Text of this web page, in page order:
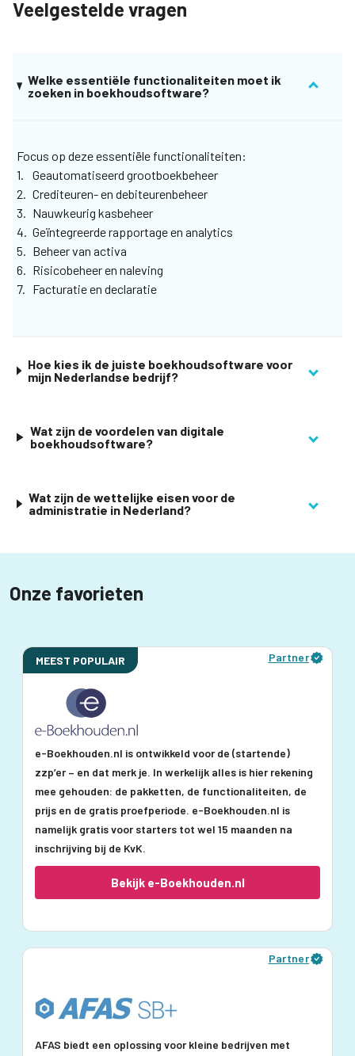
Veelgestelde vragen
Welke essentiële functionaliteiten moet ik
zoeken in boekhoudsoftware?
Focus op deze essentiële functionaliteiten:
Geautomatiseerd grootboekbeheer
Crediteuren- en debiteurenbeheer
Nauwkeurig kasbeheer
Geïntegreerde rapportage en analytics
Beheer van activa
Risicobeheer en naleving
Facturatie en declaratie
Hoe kies ik de juiste boekhoudsoftware voor
mijn Nederlandse bedrijf?
Wat zijn de voordelen van digitale
boekhoudsoftware?
Wat zijn de wettelijke eisen voor de
administratie in Nederland?
Onze favorieten
MEEST POPULAIR Partner
e-Boekhouden.nl is ontwikkeld voor de (startende)
zzp’er – en dat merk je. In werkelijk alles is hier rekening
mee gehouden: de pakketten, de functionaliteiten, de
prijs en de gratis proefperiode. e-Boekhouden.nl is
namelijk gratis voor starters tot wel 15 maanden na
inschrijving bij de KvK.
Bekijk e-Boekhouden.nl
Partner
AFAS biedt een oplossing voor kleine bedrijven met